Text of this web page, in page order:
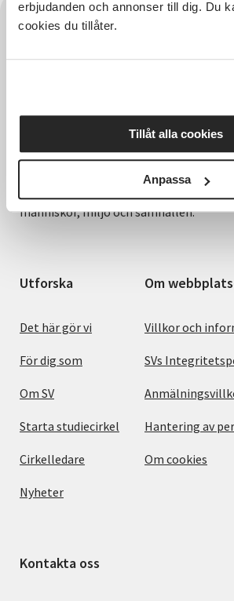
erbjudanden och annonser till dig. Du
cookies du tillåter.
Tillåt alla cookies
Anpassa
Hela Sveriges studieförbund - Vi är en
samhällsaktör som bidrar till demokrati
delaktighet, positiv och hållbar
människor, miljö och samhällen.
Utforska
Det här gör vi
För dig som
Om SV
Starta studiecirkel
Cirkelledare
Nyheter
Om
Villkor och
SVs
Hantering av
Om cookies
Kontakta oss